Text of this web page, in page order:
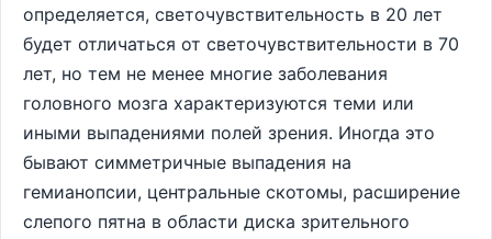
определяется, светочувствительность в 20 лет
будет отличаться от светочувствительности в 70
лет, но тем не менее многие заболевания
головного мозга характеризуются теми или
иными выпадениями полей зрения. Иногда это
бывают симметричные выпадения на
гемианопсии, центральные скотомы, расширение
слепого пятна в области диска зрительного